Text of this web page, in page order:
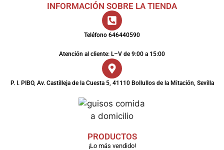
INFORMACIÓN SOBRE LA TIENDA
Teléfono 646440590
Atención al cliente: L–V de 9:00 a 15:00
P. I. PIBO, Av. Castilleja de la Cuesta 5, 41110 Bollullos de la Mitación, Sevilla
PRODUCTOS
¡Lo más vendido!